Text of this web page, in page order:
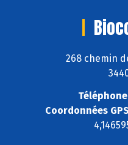
268 chemin
Coordonnées